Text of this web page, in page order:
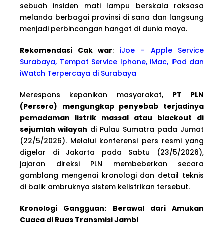
sebuah insiden mati lampu berskala raksasa
melanda berbagai provinsi di sana dan langsung
menjadi perbincangan hangat di dunia maya.
Rekomendasi Cak war: iJoe – Apple Service
Surabaya, Tempat Service Iphone, iMac, iPad dan
iWatch Terpercaya di Surabaya
Merespons kepanikan masyarakat, PT PLN
(Persero) mengungkap penyebab terjadinya
pemadaman listrik massal atau blackout di
sejumlah wilayah di Pulau Sumatra pada Jumat
(22/5/2026). Melalui konferensi pers resmi yang
digelar di Jakarta pada Sabtu (23/5/2026),
jajaran direksi PLN membeberkan secara
gamblang mengenai kronologi dan detail teknis
di balik ambruknya sistem kelistrikan tersebut.
Kronologi Gangguan: Berawal dari Amukan
Cuaca di Ruas Transmisi Jambi